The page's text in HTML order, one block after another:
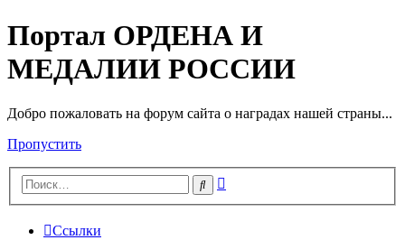
Портал ОРДЕНА И
МЕДАЛИИ РОССИИ
Добро пожаловать на форум сайта о наградах нашей страны...
Пропустить
Поиск
Ссылки